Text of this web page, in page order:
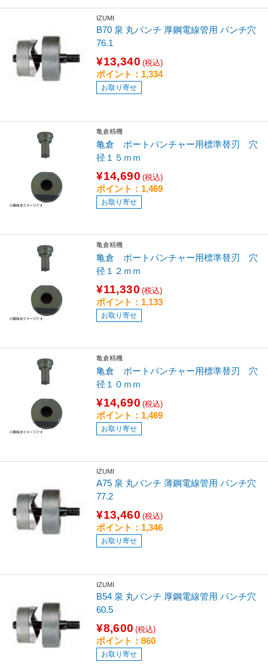
IZUMI
B70 泉 丸パンチ 厚鋼電線管用 パンチ穴
76.1
¥13,340 (税込)
ポイント：1,334
お取り寄せ
亀倉精機
亀倉 ポートパンチャー用標準替刃 穴
径１５ｍｍ
¥14,690 (税込)
ポイント：1,469
お取り寄せ
亀倉精機
亀倉 ポートパンチャー用標準替刃 穴
径１２ｍｍ
¥11,330 (税込)
ポイント：1,133
お取り寄せ
亀倉精機
亀倉 ポートパンチャー用標準替刃 穴
径１０ｍｍ
¥14,690 (税込)
ポイント：1,469
お取り寄せ
IZUMI
A75 泉 丸パンチ 薄鋼電線管用 パンチ穴
77.2
¥13,460 (税込)
ポイント：1,346
お取り寄せ
IZUMI
B54 泉 丸パンチ 厚鋼電線管用 パンチ穴
60.5
¥8,600 (税込)
ポイント：860
お取り寄せ